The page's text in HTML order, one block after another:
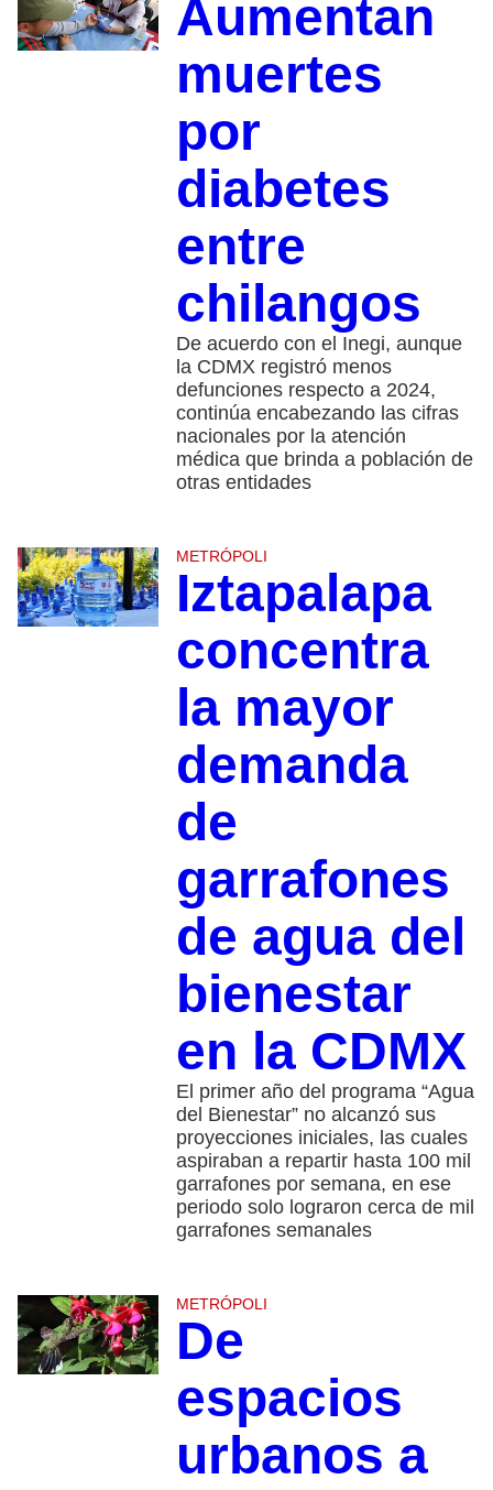
Aumentan
muertes
por
diabetes
entre
chilangos
De acuerdo con el Inegi, aunque
la CDMX registró menos
defunciones respecto a 2024,
continúa encabezando las cifras
nacionales por la atención
médica que brinda a población de
otras entidades
METRÓPOLI
Iztapalapa
concentra
la mayor
demanda
de
garrafones
de agua del
bienestar
en la CDMX
El primer año del programa “Agua
del Bienestar” no alcanzó sus
proyecciones iniciales, las cuales
aspiraban a repartir hasta 100 mil
garrafones por semana, en ese
periodo solo lograron cerca de mil
garrafones semanales
METRÓPOLI
De
espacios
urbanos a